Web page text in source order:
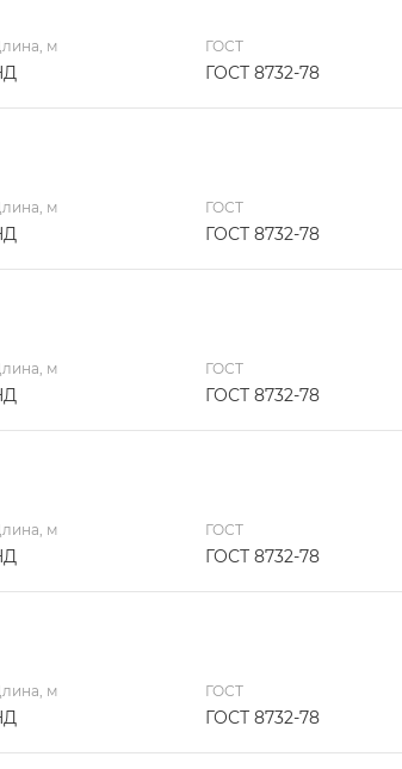
м ГОСТ
ГОСТ 8732-78
м ГОСТ
ГОСТ 8732-78
м ГОСТ
ГОСТ 8732-78
м ГОСТ
ГОСТ 8732-78
м ГОСТ
ГОСТ 8732-78